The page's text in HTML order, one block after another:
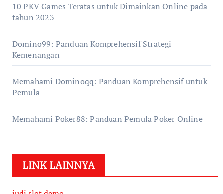
10 PKV Games Teratas untuk Dimainkan Online pada
tahun 2023
Domino99: Panduan Komprehensif Strategi
Kemenangan
Memahami Dominoqq: Panduan Komprehensif untuk
Pemula
Memahami Poker88: Panduan Pemula Poker Online
LINK LAINNYA